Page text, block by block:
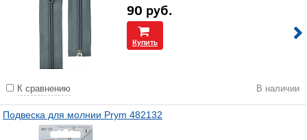
90 руб.
Купить
К сравнению В наличии
Подвеска для молнии Prym 482132